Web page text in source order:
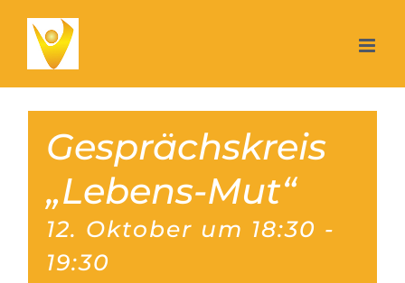
Gesprächskreis
„Lebens-Mut“
12. Oktober um 18:30 -
19:30